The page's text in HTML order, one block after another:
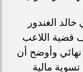
الغندور
قضية اللاعب
وأوضح أن
مالية